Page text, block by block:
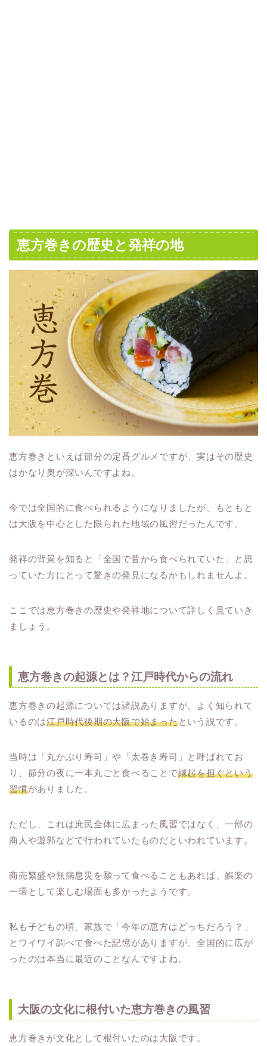
恵方巻きの歴史と発祥の地
恵方巻きといえば節分の定番グルメですが、実はその歴史
はかなり奥が深いんですよね。
今では全国的に食べられるようになりましたが、もともと
は大阪を中心とした限られた地域の風習だったんです。
発祥の背景を知ると「全国で昔から食べられていた」と思
っていた方にとって驚きの発見になるかもしれませんよ。
ここでは恵方巻きの歴史や発祥地について詳しく見ていき
ましょう。
恵方巻きの起源とは？江戸時代からの流れ
恵方巻きの起源については諸説ありますが、よく知られて
いるのは江戸時代後期の大阪で始まったという説です。
当時は「丸かぶり寿司」や「太巻き寿司」と呼ばれてお
り、節分の夜に一本丸ごと食べることで縁起を担ぐという
習慣がありました。
ただし、これは庶民全体に広まった風習ではなく、一部の
商人や遊郭などで行われていたものだといわれています。
商売繁盛や無病息災を願って食べることもあれば、娯楽の
一環として楽しむ場面も多かったようです。
私も子どもの頃、家族で「今年の恵方はどっちだろう？」
とワイワイ調べて食べた記憶がありますが、全国的に広が
ったのは本当に最近のことなんですよね。
大阪の文化に根付いた恵方巻きの風習
恵方巻きが文化として根付いたのは大阪です。